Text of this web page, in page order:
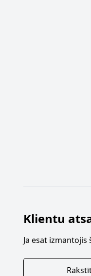
Klientu
Ja esat